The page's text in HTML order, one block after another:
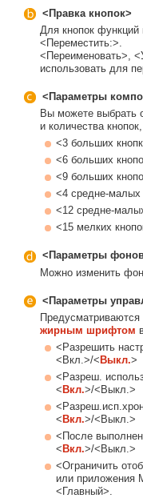
<Правка кнопок>
Для кнопок функций
<Переместить:>.
<Переименовать>,
использовать для
<Параметры
Вы можете выбрать
и количества
<3 больших
<6 больших
<9 больших
<4 средне-малых
<12 средне-
<15 мелких
<Параметры
Можно изменить
<Параметры
жирным шрифтом
<Разрешить
<Вкл.>/<Выкл.>
<Разреш.
<Вкл.>/<Выкл.>
<Вкл.>/<Выкл.>
<После
<Вкл.>/<Выкл.>
<Ограничить
или приложения
<Главный>.